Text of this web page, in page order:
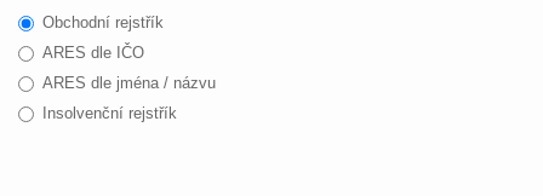
Obchodní rejstřík
ARES dle IČO
ARES dle jména / názvu
Insolvenční rejstřík